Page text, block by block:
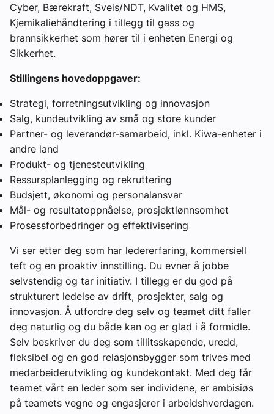
Cyber, Bærekraft, Sveis/NDT, Kvalitet og HMS,
Kjemikaliehåndtering i tillegg til gass og
brannsikkerhet som hører til i enheten Energi og
Sikkerhet.
Stillingens hovedoppgaver:
Strategi, forretningsutvikling og innovasjon
Salg, kundeutvikling av små og store kunder
Partner- og leverandør-samarbeid, inkl. Kiwa-enheter i
andre land
Produkt- og tjenesteutvikling
Ressursplanlegging og rekruttering
Budsjett, økonomi og personalansvar
Mål- og resultatoppnåelse, prosjektlønnsomhet
Prosessforbedringer og effektivisering
Vi ser etter deg som har ledererfaring, kommersiell
teft og en proaktiv innstilling. Du evner å jobbe
selvstendig og tar initiativ. I tillegg er du god på
strukturert ledelse av drift, prosjekter, salg og
innovasjon. Å utfordre deg selv og teamet ditt faller
deg naturlig og du både kan og er glad i å formidle.
Selv beskriver du deg som tillitsskapende, uredd,
fleksibel og en god relasjonsbygger som trives med
medarbeiderutvikling og kundekontakt. Med deg får
teamet vårt en leder som ser individene, er ambisiøs
på teamets vegne og engasjerer i arbeidshverdagen.